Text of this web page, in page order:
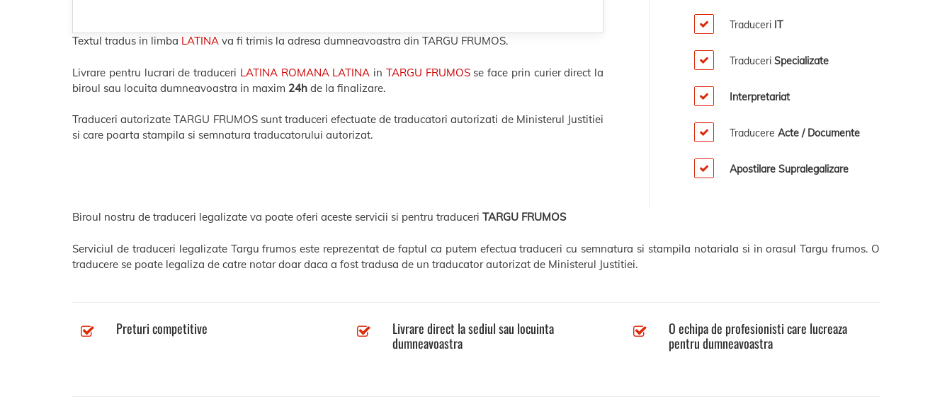
Textul tradus in limba LATINA va fi trimis la adresa dumneavoastra din TARGU FRUMOS.
Livrare pentru lucrari de traduceri LATINA ROMANA LATINA in TARGU FRUMOSse face prin curier direct la
biroul sau locuita dumneavoastra in maxim 24h de la finalizare.
Traduceri autorizate TARGU FRUMOS sunt traduceri efectuate de traducatori autorizati de Ministerul Justitiei
si care poarta stampila si semnatura traducatorului autorizat.
Traduceri IT
Traduceri Specializate
Interpretariat
Traducere Acte / Documente
Apostilare Supralegalizare
Biroul nostru de traduceri legalizate va poate oferi aceste servicii si pentru traduceri TARGU FRUMOS
Serviciul de traduceri legalizate Targu frumos este reprezentat de faptul ca putem efectua traduceri cu semnatura si stampila notariala si in orasul Targu frumos. O
traducere se poate legaliza de catre notar doar daca a fost tradusa de un traducator autorizat de Ministerul Justitiei.
Preturi competitive
Livrare direct la sediul sau locuinta
dumneavoastra
O echipa de profesionisti care lucreaza
pentru dumneavoastra